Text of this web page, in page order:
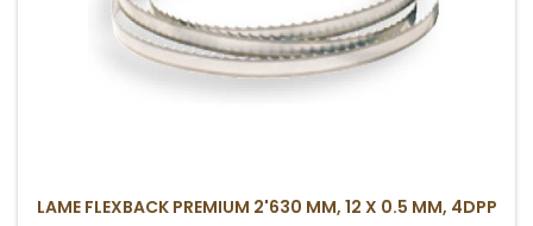
LAME FLEXBACK PREMIUM 2'630 MM, 12 X 0.5 MM, 4DPP